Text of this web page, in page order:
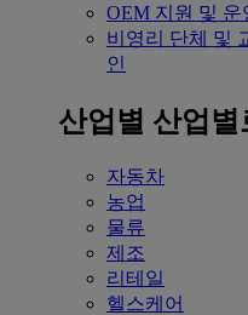
OEM 지원 및 운
비영리 단체 및
인
산업별 산업별
자동차
농업
물류
제조
리테일
헬스케어